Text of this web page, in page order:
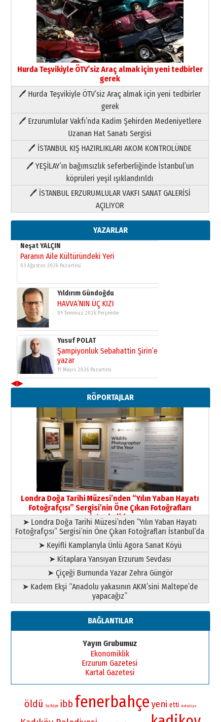
Hurda Teşvikiyle ÖTV’siz Araç almak için yeni tedbirler
gerek
🖊 Hurda Teşvikiyle ÖTV’siz Araç almak için yeni tedbirler
gerek
🖊 Erzurumlular Vakfı’nda Kadim Şehirden Medeniyetlere
Uzanan Hat Sanatı Sergisi
🖊 İSTANBUL KIŞ HAZIRLIKLARI AKOM KONTROLÜNDE
🖊 YEŞİLAY’ın bağımsızlık seferberliğinde İstanbul’un
köprüleri yeşil ışıklandırıldı
🖊 İSTANBUL ERZURUMLULAR VAKFI SANAT GALERİSİ
AÇILIYOR
YAZARLAR
Yıldırım Gündoğdu
HAVVA’NIN ÜÇ KIZI
09 Temmuz 2026 Perşembe
Yusuf POLAT
Şampiyonluk Sebahattin Şirin’e
11 Mayıs 2026 Pazartesi
Paranın Aile Kültüründeki Yeri
Yıldırım Gündoğdu
HAVVA’NIN ÜÇ KIZI
09 Temmuz 2026 Perşembe
Şampiyonluk Sebahattin Şirin’e
yazar
11 Mayıs 2026 Pazartesi
Neşat YALÇIN
Paranın Aile Kültüründeki Yeri
03 Ağustos 2026 Pazartesi
Yıldırım Gündoğdu
HAVVA’NIN ÜÇ KIZI
09 Temmuz 2026 Perşembe
Yusuf POLAT
Şampiyonluk Sebahattin Şirin’e
yazar
11 Mayıs 2026 Pazartesi
◀▶
RÖPORTAJLAR
Londra Doğa Tarihi Müzesi’nden “Yılın Yaban Hayatı
Fotoğrafçısı” Sergisi’nin Öne Çıkan Fotoğrafları
İstanbul’da
➤ Londra Doğa Tarihi Müzesi’nden “Yılın Yaban Hayatı
Fotoğrafçısı” Sergisi’nin Öne Çıkan Fotoğrafları İstanbul’da
➤ Keyifli Kamplarıyla Ünlü Agora Sanat Köyü
➤ Kitaplara Yansıyan Erzurum Sevdası
➤ Çiçeği Burnunda Yazar Zehra Güngör
➤ Kadem Ekşi “Anadolu yakasının AKM’sini Maltepe’de
yapacağız”
BAĞLANTILAR
Yayın Grubumuz
Ekonomiklik
Erzurum Gazetesi
Kartal Gazetesi
öldü turkiye ibb fenerbahçe yeni etti Belediye